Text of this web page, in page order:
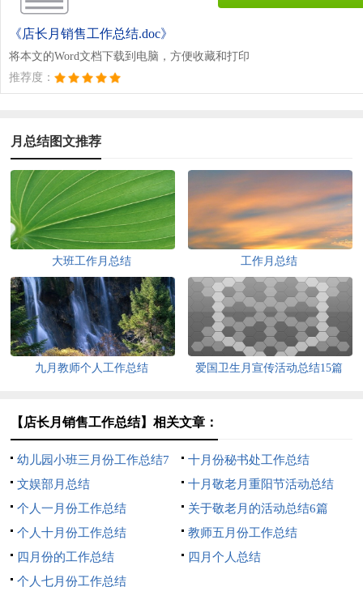
《店长月销售工作总结.doc》
将本文的Word文档下载到电脑，方便收藏和打印
推荐度：
月总结图文推荐
大班工作月总结 工作月总结
九月教师个人工作总结 爱国卫生月宣传活动总结15篇
【店长月销售工作总结】相关文章：
幼儿园小班三月份工作总结7
篇
十月份秘书处工作总结
文娱部月总结
十月敬老月重阳节活动总结
个人一月份工作总结
关于敬老月的活动总结6篇
个人十月份工作总结
教师五月份工作总结
四月份的工作总结
四月个人总结
个人七月份工作总结